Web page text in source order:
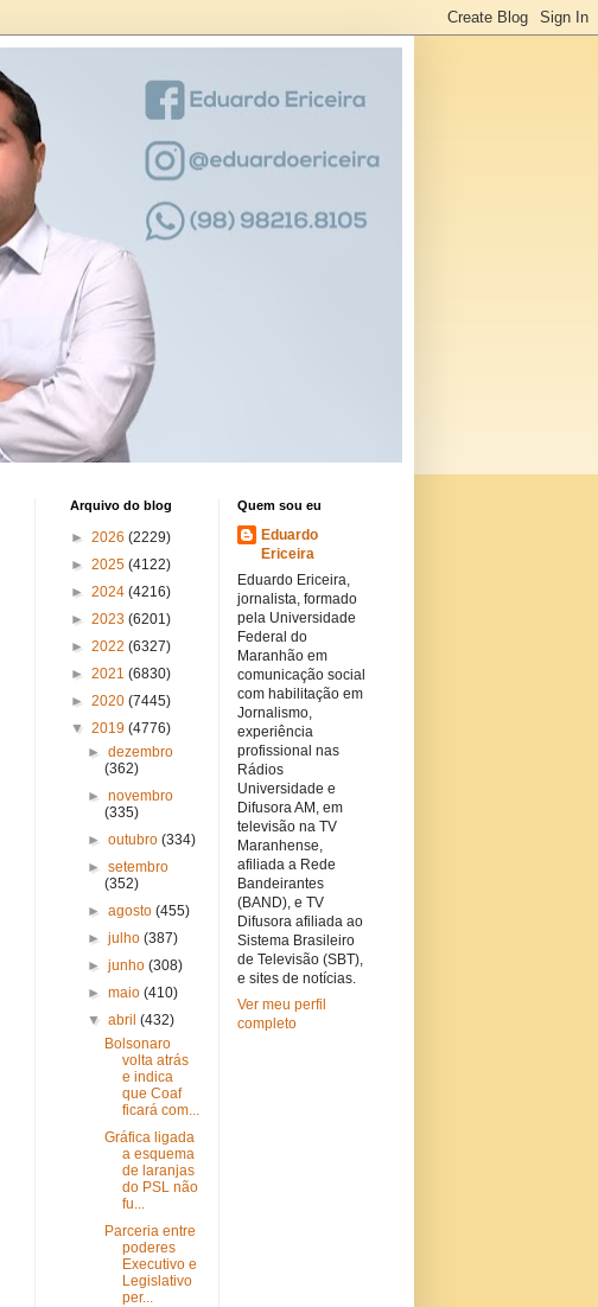
Arquivo do blog
► 2026 (2229)
► 2025 (4122)
► 2024 (4216)
► 2023 (6201)
► 2022 (6327)
► 2021 (6830)
► 2020 (7445)
▼ 2019 (4776)
► dezembro
(362)
► novembro
(335)
► outubro (334)
► setembro
(352)
► agosto (455)
► julho (387)
► junho (308)
► maio (410)
▼ abril (432)
Bolsonaro
volta atrás
e indica
que Coaf
ficará com...
Gráfica ligada
a esquema
de laranjas
do PSL não
fu...
Parceria entre
poderes
Executivo e
Legislativo
per...
Quem sou eu
Eduardo
Ericeira
Eduardo Ericeira,
jornalista, formado
pela Universidade
Federal do
Maranhão em
comunicação social
com habilitação em
Jornalismo,
experiência
profissional nas
Rádios
Universidade e
Difusora AM, em
televisão na TV
Maranhense,
afiliada a Rede
Bandeirantes
(BAND), e TV
Difusora afiliada ao
Sistema Brasileiro
de Televisão (SBT),
e sites de notícias.
Ver meu perfil
completo